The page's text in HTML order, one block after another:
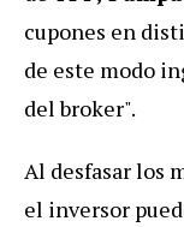
cupones en
de este modo
del broker".
Al desfasar los
el inversor